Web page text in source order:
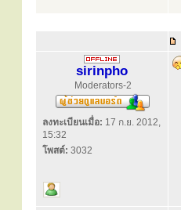
sirinpho
Moderators-2
ลงทะเบียนเมื่อ: 17 ก.ย. 2012,
15:32
โพสต์: 3032